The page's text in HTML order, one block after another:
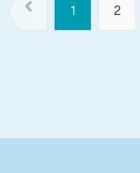
1 2